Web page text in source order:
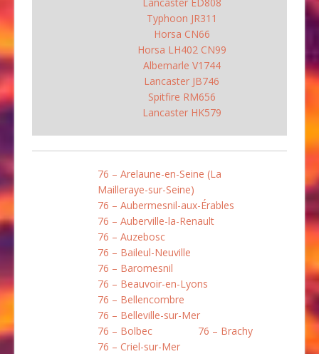
Typhoon JR311
Horsa CN66
Horsa LH402 CN99
Albemarle V1744
Lancaster JB746
Spitfire RM656
Lancaster HK579
76 – Arelaune-en-Seine (La
Mailleraye-sur-Seine)
76 – Aubermesnil-aux-Érables
76 – Auberville-la-Renault
76 – Auzebosc
76 – Baileul-Neuville
76 – Baromesnil
76 – Beauvoir-en-Lyons
76 – Bellencombre
76 – Belleville-sur-Mer
76 – Bolbec
76 – Brachy
76 – Criel-sur-Mer